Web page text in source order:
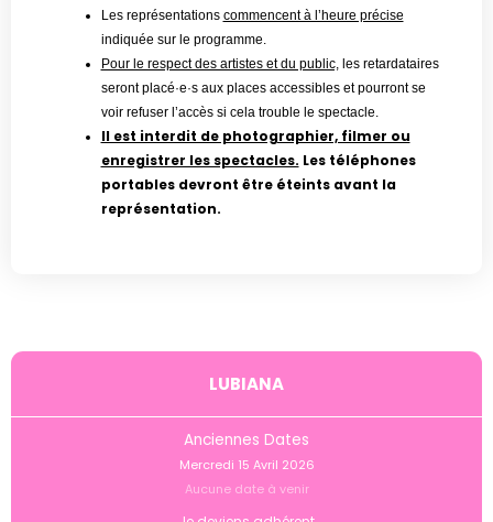
Les représentations commencent à l’heure précise
indiquée sur le programme.
Pour le respect des artistes et du public, les retardataires
seront placé·e·s aux places accessibles et pourront se
voir refuser l’accès si cela trouble le spectacle.
Il est interdit de photographier, filmer ou
enregistrer les spectacles. Les téléphones
portables devront être éteints avant la
représentation.
LUBIANA
Anciennes Dates
Mercredi 15 Avril 2026
Aucune date à venir